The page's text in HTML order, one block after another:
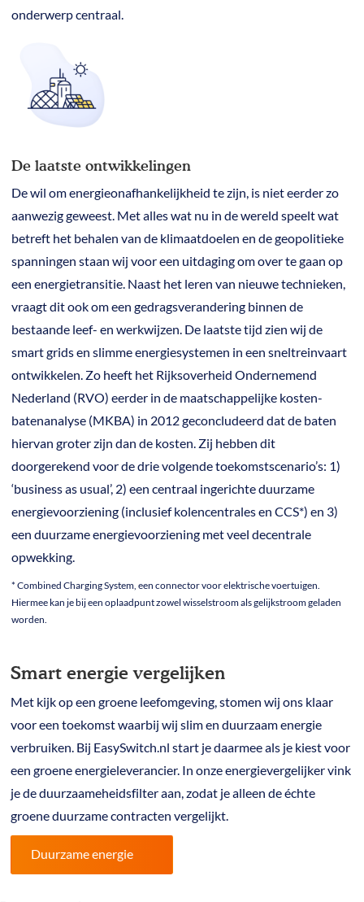
onderwerp centraal.
De laatste ontwikkelingen
De wil om energieonafhankelijkheid te zijn, is niet eerder zo
aanwezig geweest. Met alles wat nu in de wereld speelt wat
betreft het behalen van de klimaatdoelen en de geopolitieke
spanningen staan wij voor een uitdaging om over te gaan op
een energietransitie. Naast het leren van nieuwe technieken,
vraagt dit ook om een gedragsverandering binnen de
bestaande leef- en werkwijzen. De laatste tijd zien wij de
smart grids en slimme energiesystemen in een sneltreinvaart
ontwikkelen. Zo heeft het Rijksoverheid Ondernemend
Nederland (RVO) eerder in de maatschappelijke kosten-
batenanalyse (MKBA) in 2012 geconcludeerd dat de baten
hiervan groter zijn dan de kosten. Zij hebben dit
doorgerekend voor de drie volgende toekomstscenario’s: 1)
‘business as usual’, 2) een centraal ingerichte duurzame
energievoorziening (inclusief kolencentrales en CCS*) en 3)
een duurzame energievoorziening met veel decentrale
opwekking.
* Combined Charging System, een connector voor elektrische voertuigen.
Hiermee kan je bij een oplaadpunt zowel wisselstroom als gelijkstroom geladen
worden.
Smart energie vergelijken
Met kijk op een groene leefomgeving, stomen wij ons klaar
voor een toekomst waarbij wij slim en duurzaam energie
verbruiken. Bij EasySwitch.nl start je daarmee als je kiest voor
een groene energieleverancier. In onze energievergelijker vink
je de duurzaameheidsfilter aan, zodat je alleen de échte
groene duurzame contracten vergelijkt.
Duurzame energie